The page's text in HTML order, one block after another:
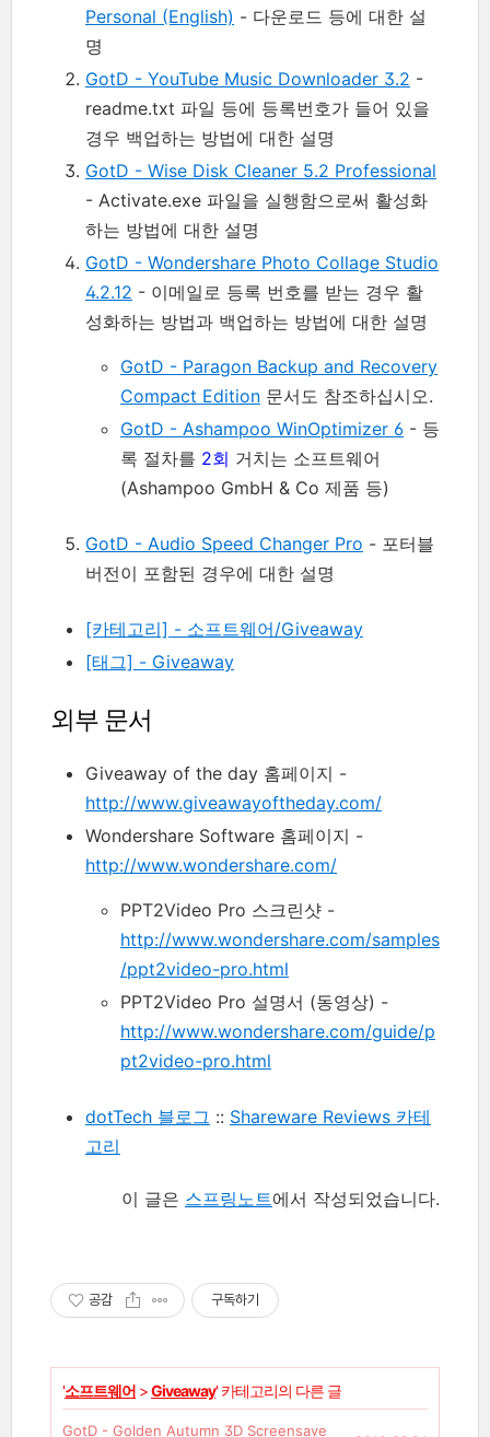
Personal (English) - 다운로드 등에 대한 설
명
GotD - YouTube Music Downloader 3.2 -
readme.txt 파일 등에 등록번호가 들어 있을
경우 백업하는 방법에 대한 설명
GotD - Wise Disk Cleaner 5.2 Professional
- Activate.exe 파일을 실행함으로써 활성화
하는 방법에 대한 설명
GotD - Wondershare Photo Collage Studio
4.2.12 - 이메일로 등록 번호를 받는 경우 활
성화하는 방법과 백업하는 방법에 대한 설명
GotD - Paragon Backup and Recovery
Compact Edition 문서도 참조하십시오.
GotD - Ashampoo WinOptimizer 6 - 등
록 절차를 2회 거치는 소프트웨어
(Ashampoo GmbH & Co 제품 등)
GotD - Audio Speed Changer Pro - 포터블
버전이 포함된 경우에 대한 설명
[카테고리] - 소프트웨어/Giveaway
[태그] - Giveaway
외부 문서
Giveaway of the day 홈페이지 -
http://www.giveawayoftheday.com/
Wondershare Software 홈페이지 -
http://www.wondershare.com/
PPT2Video Pro 스크린샷 -
http://www.wondershare.com/samples
/ppt2video-pro.html
PPT2Video Pro 설명서 (동영상) -
http://www.wondershare.com/guide/p
pt2video-pro.html
dotTech 블로그 :: Shareware Reviews 카테
고리
이 글은 스프링노트에서 작성되었습니다.
공감 구독하기
'소프트웨어 >Giveaway' 카테고리의 다른 글
GotD - Golden Autumn 3D Screensave